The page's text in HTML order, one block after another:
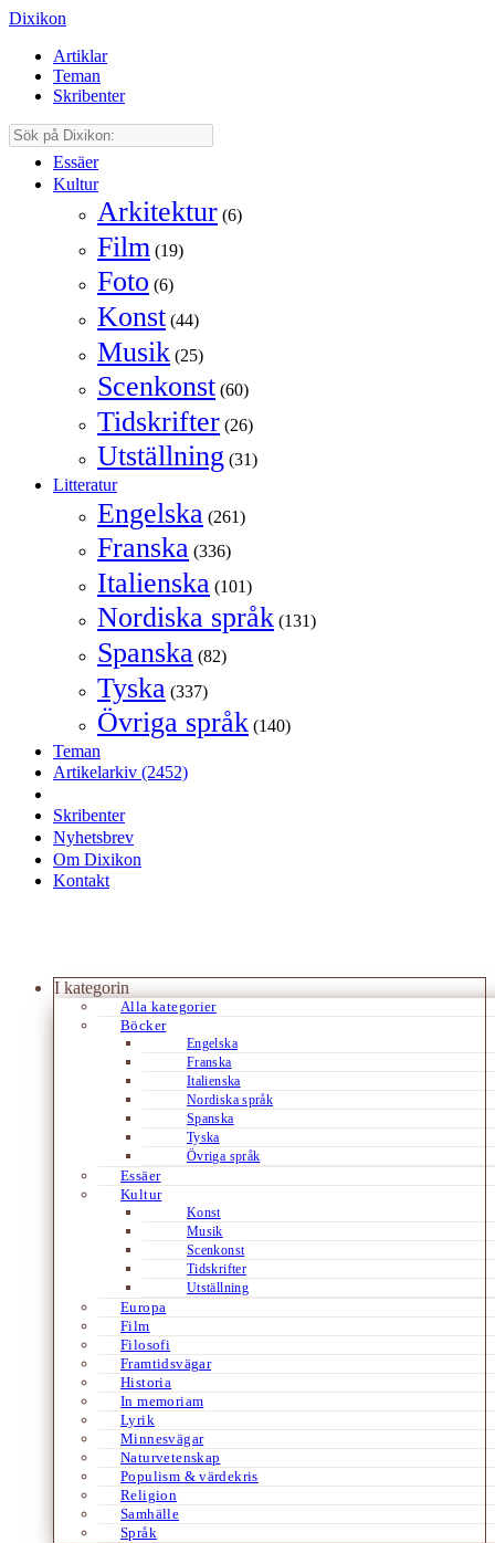
Dixikon
Artiklar
Teman
Skribenter
Essäer
Kultur
Arkitektur (6)
Film (19)
Foto (6)
Konst (44)
Musik (25)
Scenkonst (60)
Tidskrifter (26)
Utställning (31)
Litteratur
Engelska (261)
Franska (336)
Italienska (101)
Nordiska språk (131)
Spanska (82)
Tyska (337)
Övriga språk (140)
Teman
Artikelarkiv (2452)
Skribenter
Nyhetsbrev
Om Dixikon
Kontakt
I kategorin
Alla kategorier
Böcker
Engelska
Franska
Italienska
Nordiska språk
Spanska
Tyska
Övriga språk
Essäer
Kultur
Konst
Musik
Scenkonst
Tidskrifter
Utställning
Europa
Film
Filosofi
Framtidsvägar
Historia
In memoriam
Lyrik
Minnesvägar
Naturvetenskap
Populism & värdekris
Religion
Samhälle
Språk